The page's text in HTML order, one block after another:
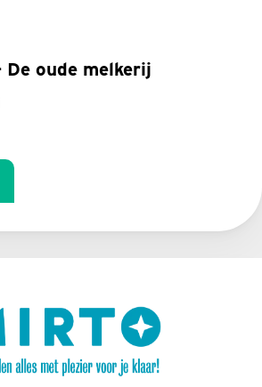
oude melkerij